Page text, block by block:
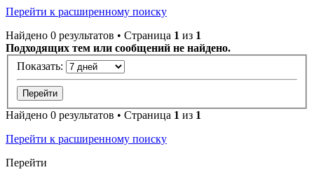
Перейти к расширенному поиску
Найдено 0 результатов • Страница 1 из 1
Подходящих тем или сообщений не найдено.
Показать:
Найдено 0 результатов • Страница 1 из 1
Перейти к расширенному поиску
Перейти